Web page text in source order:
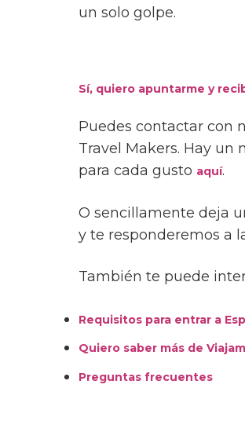
un solo golpe.
Sí, quiero apuntarme y
Puedes contactar con
Travel Makers. Hay
para cada gusto aquí.
O sencillamente deja
y te responderemos a
También te puede
Requisitos para entrar a
Quiero saber más de
Preguntas frecuentes